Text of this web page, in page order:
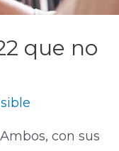
que no
con sus